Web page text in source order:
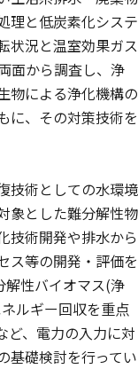
理と低炭素化システ
状況と温室効果ガス
面から調査し、浄
物による浄化機構の
に、その対策技術を
技術としての水環境
象とした難分解性物
技術開発や排水から
ス等の開発・評価を
解性バイオマス(浄
ルギー回収を重点
ど、電力の入力に対
基礎検討を行ってい